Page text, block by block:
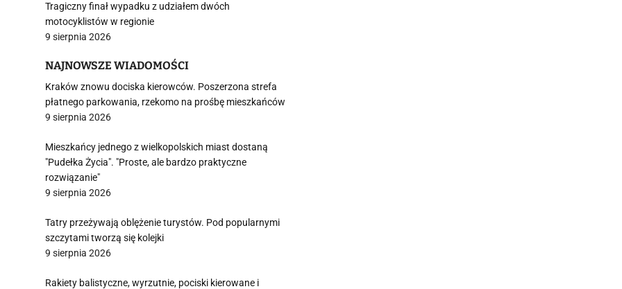
Tragiczny finał wypadku z udziałem dwóch
motocyklistów w regionie
9 sierpnia 2026
NAJNOWSZE WIADOMOŚCI
Kraków znowu dociska kierowców. Poszerzona strefa
płatnego parkowania, rzekomo na prośbę mieszkańców
9 sierpnia 2026
Mieszkańcy jednego z wielkopolskich miast dostaną
"Pudełka Życia". "Proste, ale bardzo praktyczne
rozwiązanie"
9 sierpnia 2026
Tatry przeżywają oblężenie turystów. Pod popularnymi
szczytami tworzą się kolejki
9 sierpnia 2026
Rakiety balistyczne, wyrzutnie, pociski kierowane i